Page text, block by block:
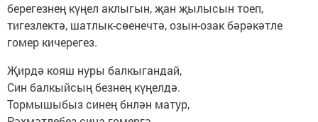
берегезнең күңел аклыгын, җан җылысын тоеп,
тигезлектә, шатлык-сөенечтә, озын-озак бәрәкәтле
гомер кичерегез.
Җирдә кояш нуры балкыгандай,
Син балкыйсың безнең күңелдә.
Тормышыбыз синең бнлән матур,